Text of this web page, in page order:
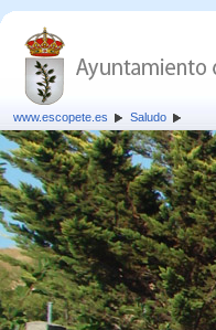
www.escopete.es Saludo